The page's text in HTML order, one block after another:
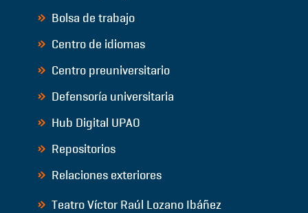
Bolsa de trabajo
Centro de idiomas
Centro preuniversitario
Defensoría universitaria
Hub Digital UPAO
Repositorios
Relaciones exteriores
Teatro Víctor Raúl Lozano Ibáñez